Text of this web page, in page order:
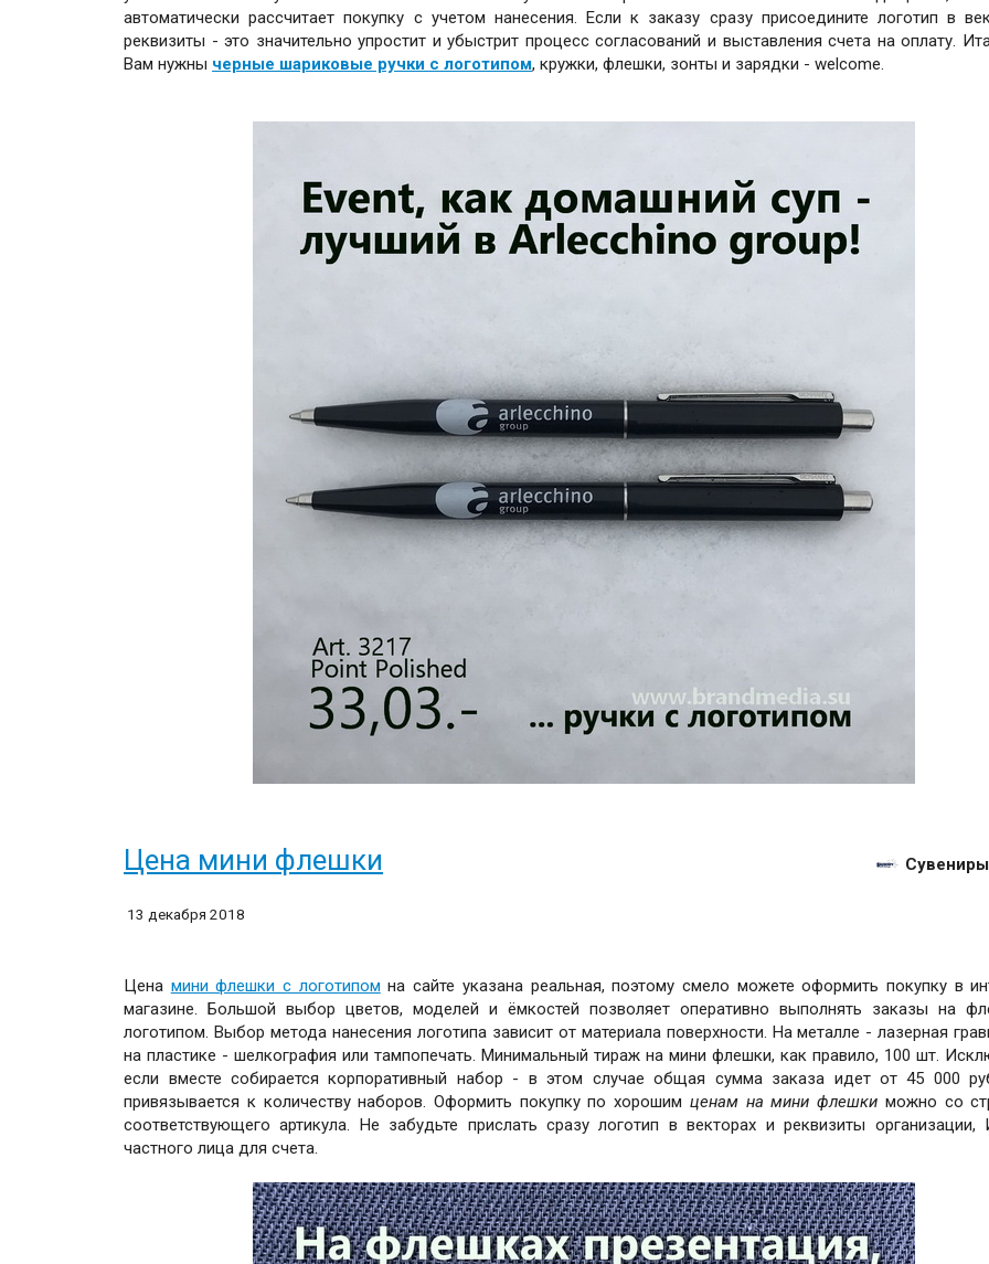
автоматически рассчитает покупку с учетом нанесения. Если к заказу сразу присоедините логотип в
реквизиты - это значительно упростит и убыстрит процесс согласований и выставления счета на оплату.
Вам нужны черные шариковые ручки с логотипом, кружки, флешки, зонты и зарядки - welcome.
Цена мини флешки
13 декабря 2018
Цена мини флешки с логотипом на сайте указана реальная, поэтому смело можете оформить покупку в
магазине. Большой выбор цветов, моделей и ёмкостей позволяет оперативно выполнять заказы на
логотипом. Выбор метода нанесения логотипа зависит от материала поверхности. На металле - лазерная
на пластике - шелкография или тампопечать. Минимальный тираж на мини флешки, как правило, 100 шт.
если вместе собирается корпоративный набор - в этом случае общая сумма заказа идет от 45 000
привязывается к количеству наборов. Оформить покупку по хорошим ценам на мини флешки можно со
соответствующего артикула. Не забудьте прислать сразу логотип в векторах и реквизиты
частного лица для счета.